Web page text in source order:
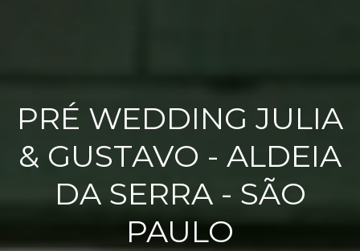
PRÉ WEDDING JULIA
& GUSTAVO - ALDEIA
DA SERRA - SÃO
PAULO